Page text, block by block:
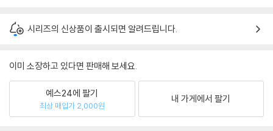
시리즈의 신상품이 출시되면 알려드립니다.
이미 소장하고 있다면 판매해 보세요.
예스24에 팔기
최상 매입가 2,000원
내 가게에서 팔기